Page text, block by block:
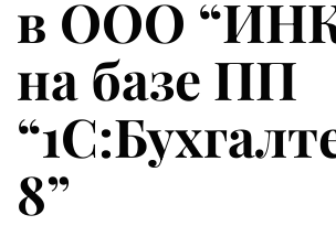
в ООО
на базе ПП
8”